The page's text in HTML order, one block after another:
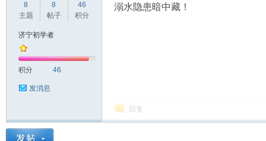
8
主题
8
帖子
46
积分
济宁初学者
积分 46
发消息
溺水隐患暗中藏！
回复